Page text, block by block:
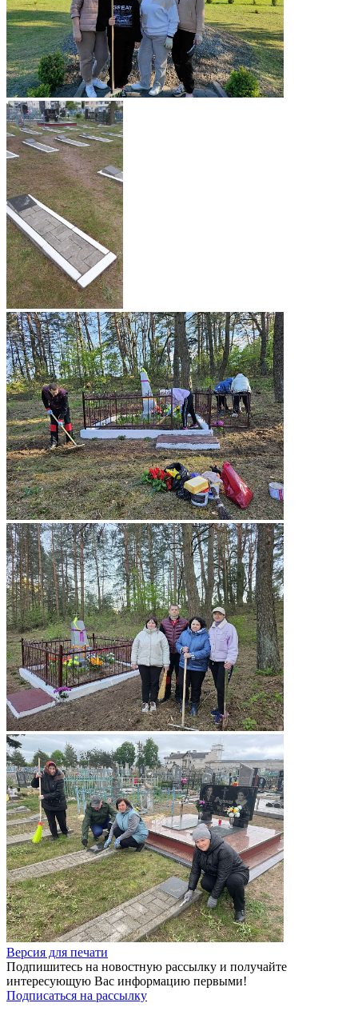
Версия для печати
Подпишитесь на новостную рассылку и получайте
интересующую Вас информацию первыми!
Подписаться на рассылку